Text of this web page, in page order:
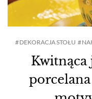
Kwitnąca
DEKORACJA STOŁU